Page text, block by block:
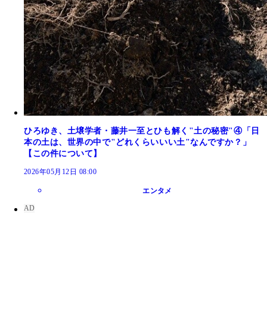
ひろゆき、土壌学者・藤井一至とひも解く"土の秘密"④「日
本の土は、世界の中で"どれくらいいい土"なんですか？」
【この件について】
2026年05月12日 08:00
エンタメ